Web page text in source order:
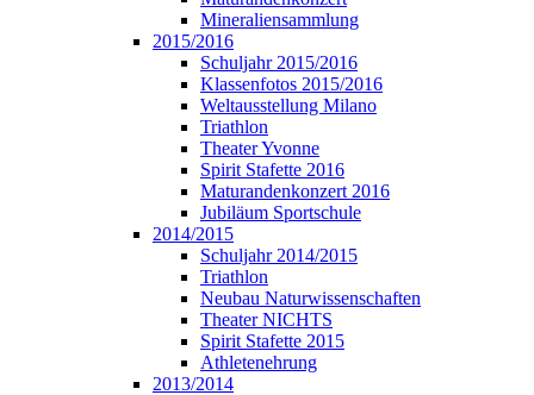
Mineraliensammlung
2015/2016
Schuljahr 2015/2016
Klassenfotos 2015/2016
Weltausstellung Milano
Triathlon
Theater Yvonne
Spirit Stafette 2016
Maturandenkonzert 2016
Jubiläum Sportschule
2014/2015
Schuljahr 2014/2015
Triathlon
Neubau Naturwissenschaften
Theater NICHTS
Spirit Stafette 2015
Athletenehrung
2013/2014